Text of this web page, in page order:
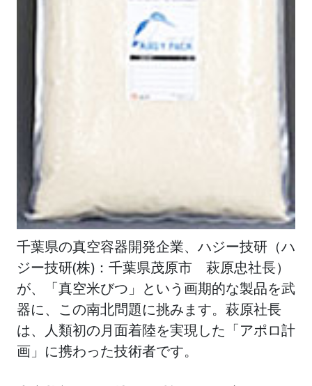
千葉県の真空容器開発企業、ハジー技研（ハ
ジー技研(株)：千葉県茂原市 萩原忠社長）
が、「真空米びつ」という画期的な製品を武
器に、この南北問題に挑みます。萩原社長
は、人類初の月面着陸を実現した「アポロ計
画」に携わった技術者です。